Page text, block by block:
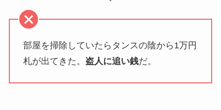
部屋を掃除していたらタンスの陰から1万円
札が出てきた。 盗人に追い銭だ。